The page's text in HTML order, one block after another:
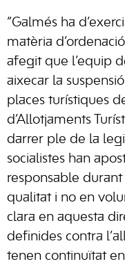
“Galmés ha
matèria
afegit que l’equip
aixecar la
places turístiques
d’Allotjaments
darrer ple de la
socialistes han
responsable durant
qualitat i no en
clara en aquesta
definides contra
tenen continuïtat